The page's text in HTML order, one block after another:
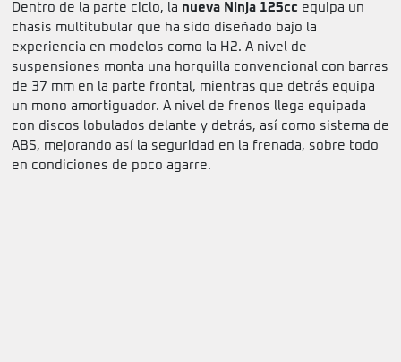
Dentro de la parte ciclo, la nueva Ninja 125cc equipa un
chasis multitubular que ha sido diseñado bajo la
experiencia en modelos como la H2. A nivel de
suspensiones monta una horquilla convencional con barras
de 37 mm en la parte frontal, mientras que detrás equipa
un mono amortiguador. A nivel de frenos llega equipada
con discos lobulados delante y detrás, así como sistema de
ABS, mejorando así la seguridad en la frenada, sobre todo
en condiciones de poco agarre.